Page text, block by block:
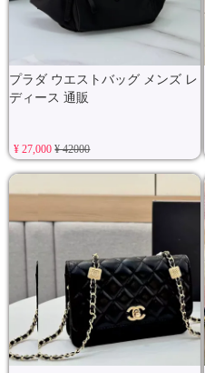
プラダ ウエストバッグ メンズ レ
ディース 通販
¥ 27,000¥ 42000